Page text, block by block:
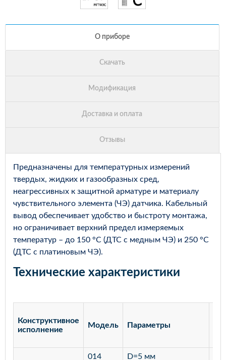
Предназначены для температурных измерений
твердых, жидких и газообразных сред,
неагрессивных к защитной арматуре и материалу
чувствительного элемента (ЧЭ) датчика. Кабельный
вывод обеспечивает удобство и быстроту монтажа,
но ограничивает верхний предел измеряемых
температур – до 150 °С (ДТС с медным ЧЭ) и 250 °С
(ДТС с платиновым ЧЭ).
Технические характеристики
Конструктивное
исполнение
Модель Параметры
014 D=5 мм